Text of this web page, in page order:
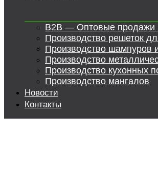
B2B — Оптовые продажи
Производство решеток
Производство шампуров
Производство
Производство кухонных
Производство мангалов
Новости
Контакты